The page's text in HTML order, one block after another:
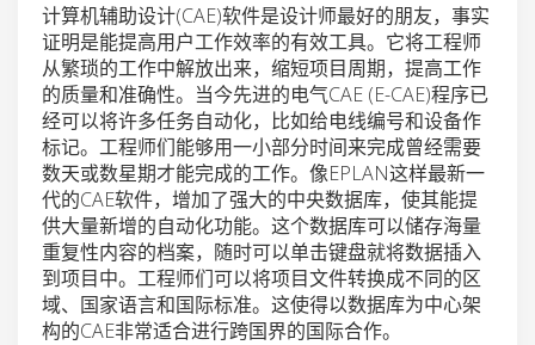
计算机辅助设计(CAE)软件是设计师最好的朋友，事实
证明是能提高用户工作效率的有效工具。它将工程师
从繁琐的工作中解放出来，缩短项目周期，提高工作
的质量和准确性。当今先进的电气CAE (E-CAE)程序已
经可以将许多任务自动化，比如给电线编号和设备作
标记。工程师们能够用一小部分时间来完成曾经需要
数天或数星期才能完成的工作。像EPLAN这样最新一
代的CAE软件，增加了强大的中央数据库，使其能提
供大量新增的自动化功能。这个数据库可以储存海量
重复性内容的档案，随时可以单击键盘就将数据插入
到项目中。工程师们可以将项目文件转换成不同的区
域、国家语言和国际标准。这使得以数据库为中心架
构的CAE非常适合进行跨国界的国际合作。